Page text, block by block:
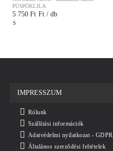
PÜSPÖKLILA
S
5 750 Ft Ft / db
IMPRESSZUM
Rólunk
Szállítási információk
Adatvédelmi nyilatkozat - GDPR
Általános szerződési feltételek